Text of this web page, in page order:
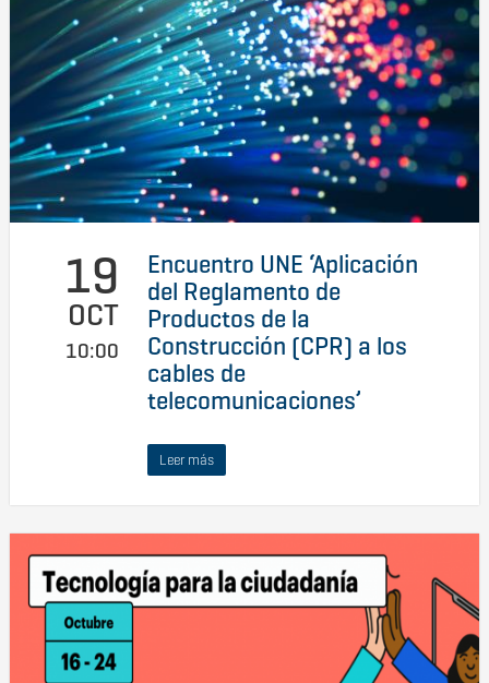
19
OCT
10:00
Encuentro UNE ‘Aplicación
del Reglamento de
Productos de la
Construcción (CPR) a los
cables de
telecomunicaciones’
Leer más